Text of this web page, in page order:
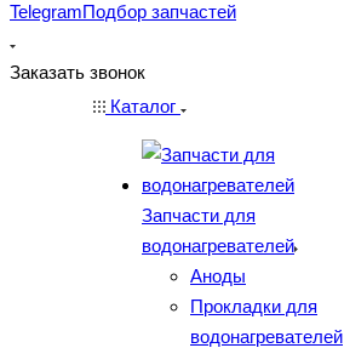
TelegramПодбор запчастей
Заказать звонок
Каталог
Запчасти для
водонагревателей
Аноды
Прокладки для
водонагревателей